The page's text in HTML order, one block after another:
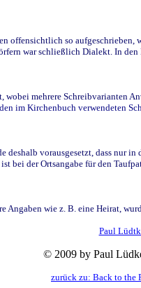
so
war schließlich Dialekt. In
mehrere Schreibvarianten
im Kirchenbuch verwendeten
vorausgesetzt, dass
der Ortsangabe für den
wie z. B. eine Heirat,
Paul
© 2009 by Paul
zurück zu: Back to the